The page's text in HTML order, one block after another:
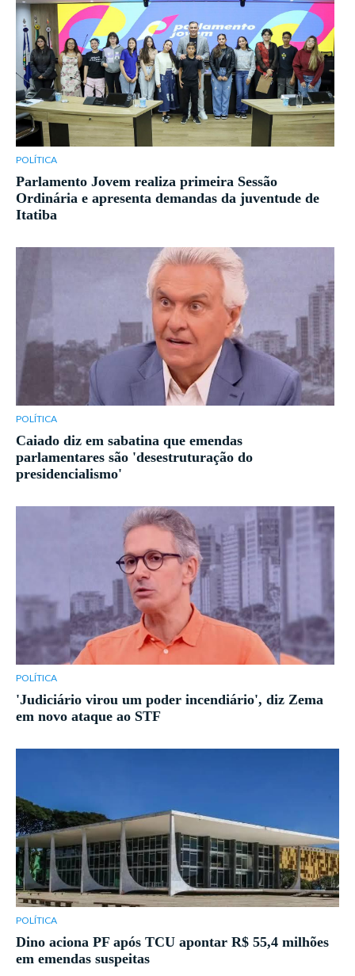
POLÍTICA
Parlamento Jovem realiza primeira Sessão
Ordinária e apresenta demandas da juventude de
Itatiba
POLÍTICA
Caiado diz em sabatina que emendas
parlamentares são 'desestruturação do
presidencialismo'
POLÍTICA
'Judiciário virou um poder incendiário', diz Zema
em novo ataque ao STF
POLÍTICA
Dino aciona PF após TCU apontar R$ 55,4 milhões
em emendas suspeitas